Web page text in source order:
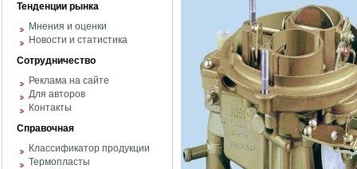
Тенденции рынка
Мнения и оценки
Новости и статистика
Сотрудничество
Реклама на сайте
Для авторов
Контакты
Справочная
Классификатор продукции
Термопласты